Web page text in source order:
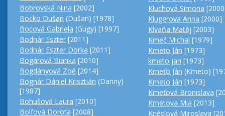
Bobrovská Nina [2002]
Bocko Dušan (Dušan) [1978]
Bocová Gabriela (Gugy) [1997]
Bodnár Eszter [2011]
Bodnár Eszter Dorka [2011]
Bogárová Bianka [2010]
Bogdányová Zoé [2014]
Bognár Dániel Krisztián (Danny)
[1987]
Bohušová Laura [2010]
Bolfová Dorota [2008]
Kluchová Simona
Klugerova Anna [2000]
Klvaňa Matěj [2003]
Kmeč Michal [1979]
Kmeťo Ján [1973]
kmeto jan [1973]
Kmeťo Ján (Kmeto)
Kmeťo Ján [1973]
Kmeťová Bronislava
Kmetova Mia [2013]
Knéslová Miroslava